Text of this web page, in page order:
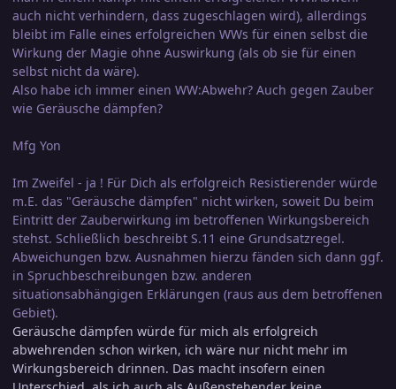
auch nicht verhindern, dass zugeschlagen wird), allerdings
bleibt im Falle eines erfolgreichen WWs für einen selbst die
Wirkung der Magie ohne Auswirkung (als ob sie für einen
selbst nicht da wäre).
Also habe ich immer einen WW:Abwehr? Auch gegen Zauber
wie Geräusche dämpfen?
Mfg Yon
Im Zweifel - ja ! Für Dich als erfolgreich Resistierender würde
m.E. das "Geräusche dämpfen" nicht wirken, soweit Du beim
Eintritt der Zauberwirkung im betroffenen Wirkungsbereich
stehst. Schließlich beschreibt S.11 eine Grundsatzregel.
Abweichungen bzw. Ausnahmen hierzu fänden sich dann ggf.
in Spruchbeschreibungen bzw. anderen
situationsabhängigen Erklärungen (raus aus dem betroffenen
Gebiet).
Geräusche dämpfen würde für mich als erfolgreich
abwehrenden schon wirken, ich wäre nur nicht mehr im
Wirkungsbereich drinnen. Das macht insofern einen